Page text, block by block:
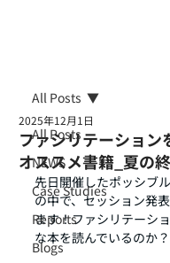
All Posts
NEWS
Case Studies
Reports
Blogs
All Posts
ファシリテーション
オススメ書籍_夏の
2025年12月1日
先日開催したポッシブ
の中で、セッション発
ます！ファシリテーシ
な本を読んでいるのか？